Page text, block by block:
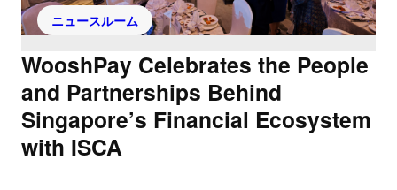
ニュースルーム
WooshPay Celebrates the People
and Partnerships Behind
Singapore’s Financial Ecosystem
with ISCA